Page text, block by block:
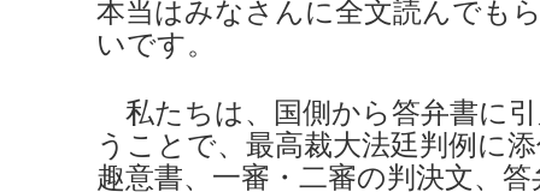
本当はみなさんに全文読んでも
いです。
私たちは、国側から答弁書に
うことで、最高裁大法廷判例に
趣意書、一審・二審の判決文、